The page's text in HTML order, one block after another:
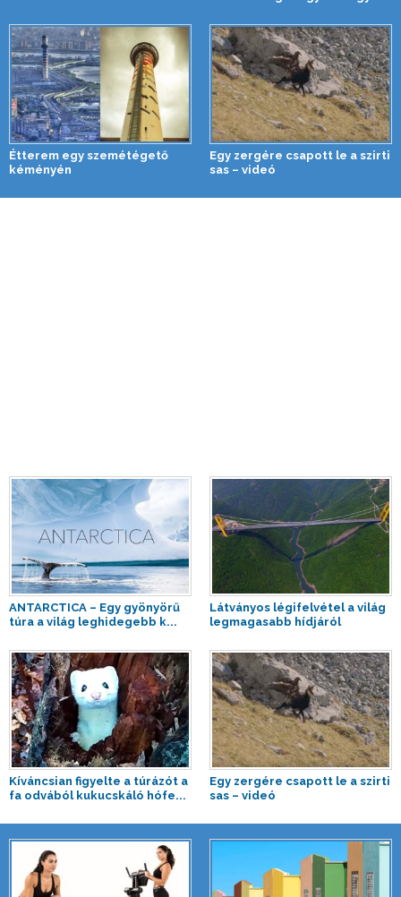
Étterem egy szemétégető
kéményén
Egy zergére csapott le a szirti
sas – videó
ANTARCTICA – Egy gyönyörű
túra a világ leghidegebb k...
Látványos légifelvétel a világ
legmagasabb hídjáról
Kíváncsian figyelte a túrázót a
fa odvából kukucskáló hófe...
Egy zergére csapott le a szirti
sas – videó